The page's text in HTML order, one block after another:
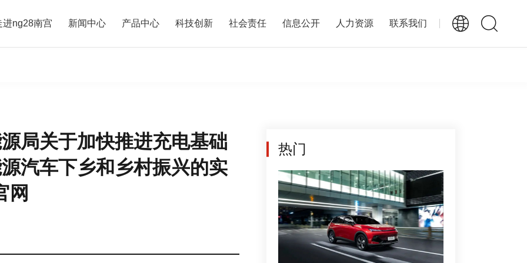
进ng28南宫 新闻中心 产品中心 科技创新 社会责任 信息公开 人力资源 联系我们
局关于加快推进充电基础
汽车下乡和乡村振兴的实
网
热门